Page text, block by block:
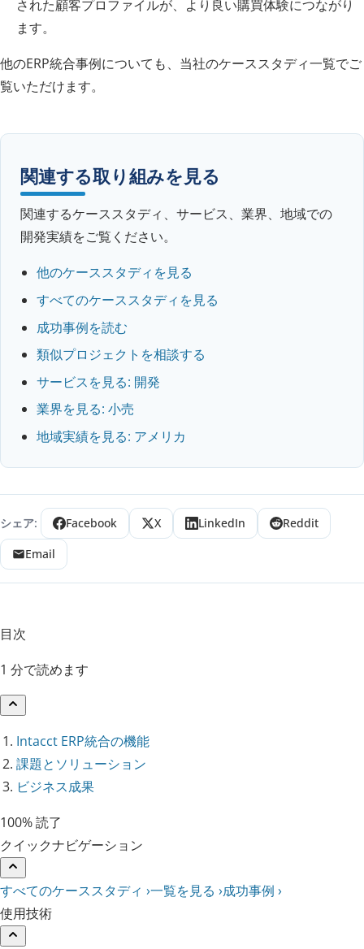
された顧客プロファイルが、より良い購買体験につながり
ます。
他のERP統合事例についても、当社のケーススタディ一覧でご
覧いただけます。
関連する取り組みを見る
関連するケーススタディ、サービス、業界、地域での
開発実績をご覧ください。
他のケーススタディを見る
すべてのケーススタディを見る
成功事例を読む
類似プロジェクトを相談する
サービスを見る: 開発
業界を見る: 小売
地域実績を見る: アメリカ
シェア: Facebook X LinkedIn
Reddit
Email
目次
1 分で読めます
Intacct ERP統合の機能
課題とソリューション
ビジネス成果
100% 読了
クイックナビゲーション
すべてのケーススタディ ›一覧を見る ›成功事例 ›
使用技術